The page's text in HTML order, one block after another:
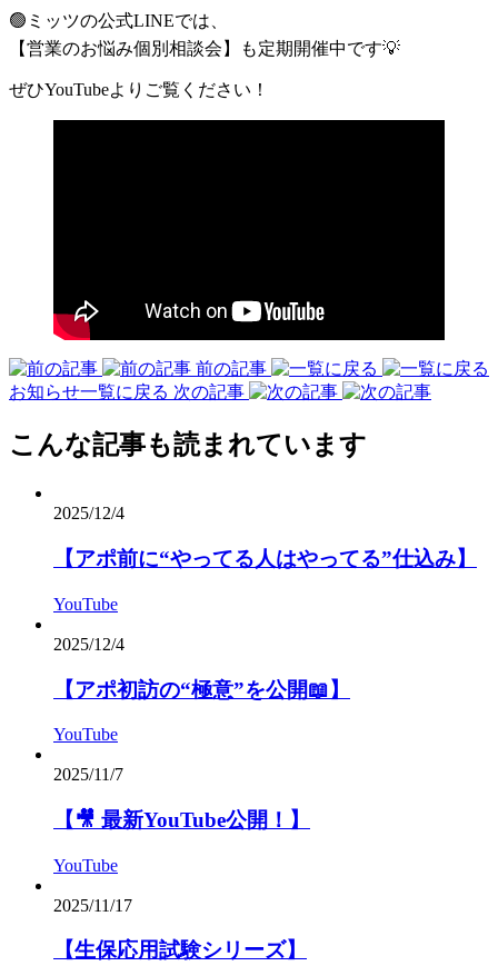
🟢ミッツの公式LINEでは、
【営業のお悩み個別相談会】も定期開催中です💡
ぜひYouTubeよりご覧ください！
前の記事
お知らせ一覧に戻る 次の記事
こんな記事も読まれています
2025/12/4
【アポ前に“やってる人はやってる”仕込み】
YouTube
2025/12/4
【アポ初訪の“極意”を公開📖】
YouTube
2025/11/7
【🎥 最新YouTube公開！】
YouTube
2025/11/17
【生保応用試験シリーズ】